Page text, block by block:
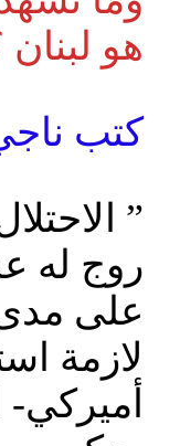
هو لبنان
كتب
”
روج له
على
لازمة
أميركي-